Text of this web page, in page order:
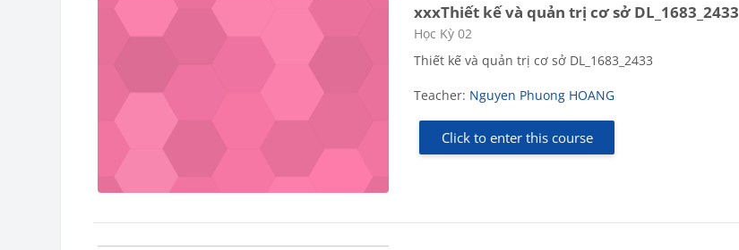
xxxThiết kế và quản trị cơ sở DL_1683_2433
Course category
Học Kỳ 02
Thiết kế và quản trị cơ sở DL_1683_2433
Teacher: Nguyen Phuong HOANG
Click to enter this course